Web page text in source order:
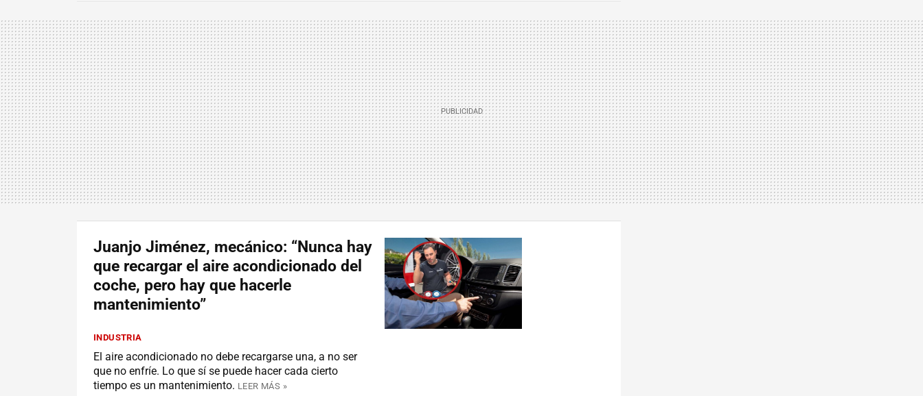
Juanjo Jiménez, mecánico: “Nunca hay
que recargar el aire acondicionado del
coche, pero hay que hacerle
mantenimiento”
INDUSTRIA
El aire acondicionado no debe recargarse una, a no ser
que no enfríe. Lo que sí se puede hacer cada cierto
tiempo es un mantenimiento. LEER MÁS »